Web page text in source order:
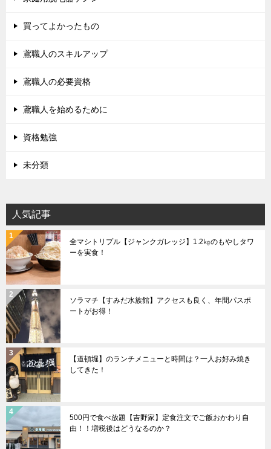
買ってよかったもの
鳶職人のスキルアップ
鳶職人の必要資格
鳶職人を始めるために
資格勉強
未分類
人気記事
全マシトリプル【ジャンクガレッジ】1.2㎏のもやしタワ
ーを実食！
ソラマチ【すみだ水族館】アクセスも良く、年間パスポ
ートがお得！
【道頓堀】のランチメニューと時間は？一人お好み焼き
してきた！
500円で食べ放題【吉野家】定食注文でご飯おかわり自
由！！増税後はどうなるのか？